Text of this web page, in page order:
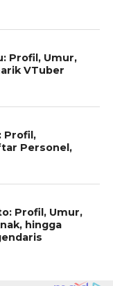
Profil, Umur,
VTuber
Profil,
Personel,
Profil, Umur,
hingga